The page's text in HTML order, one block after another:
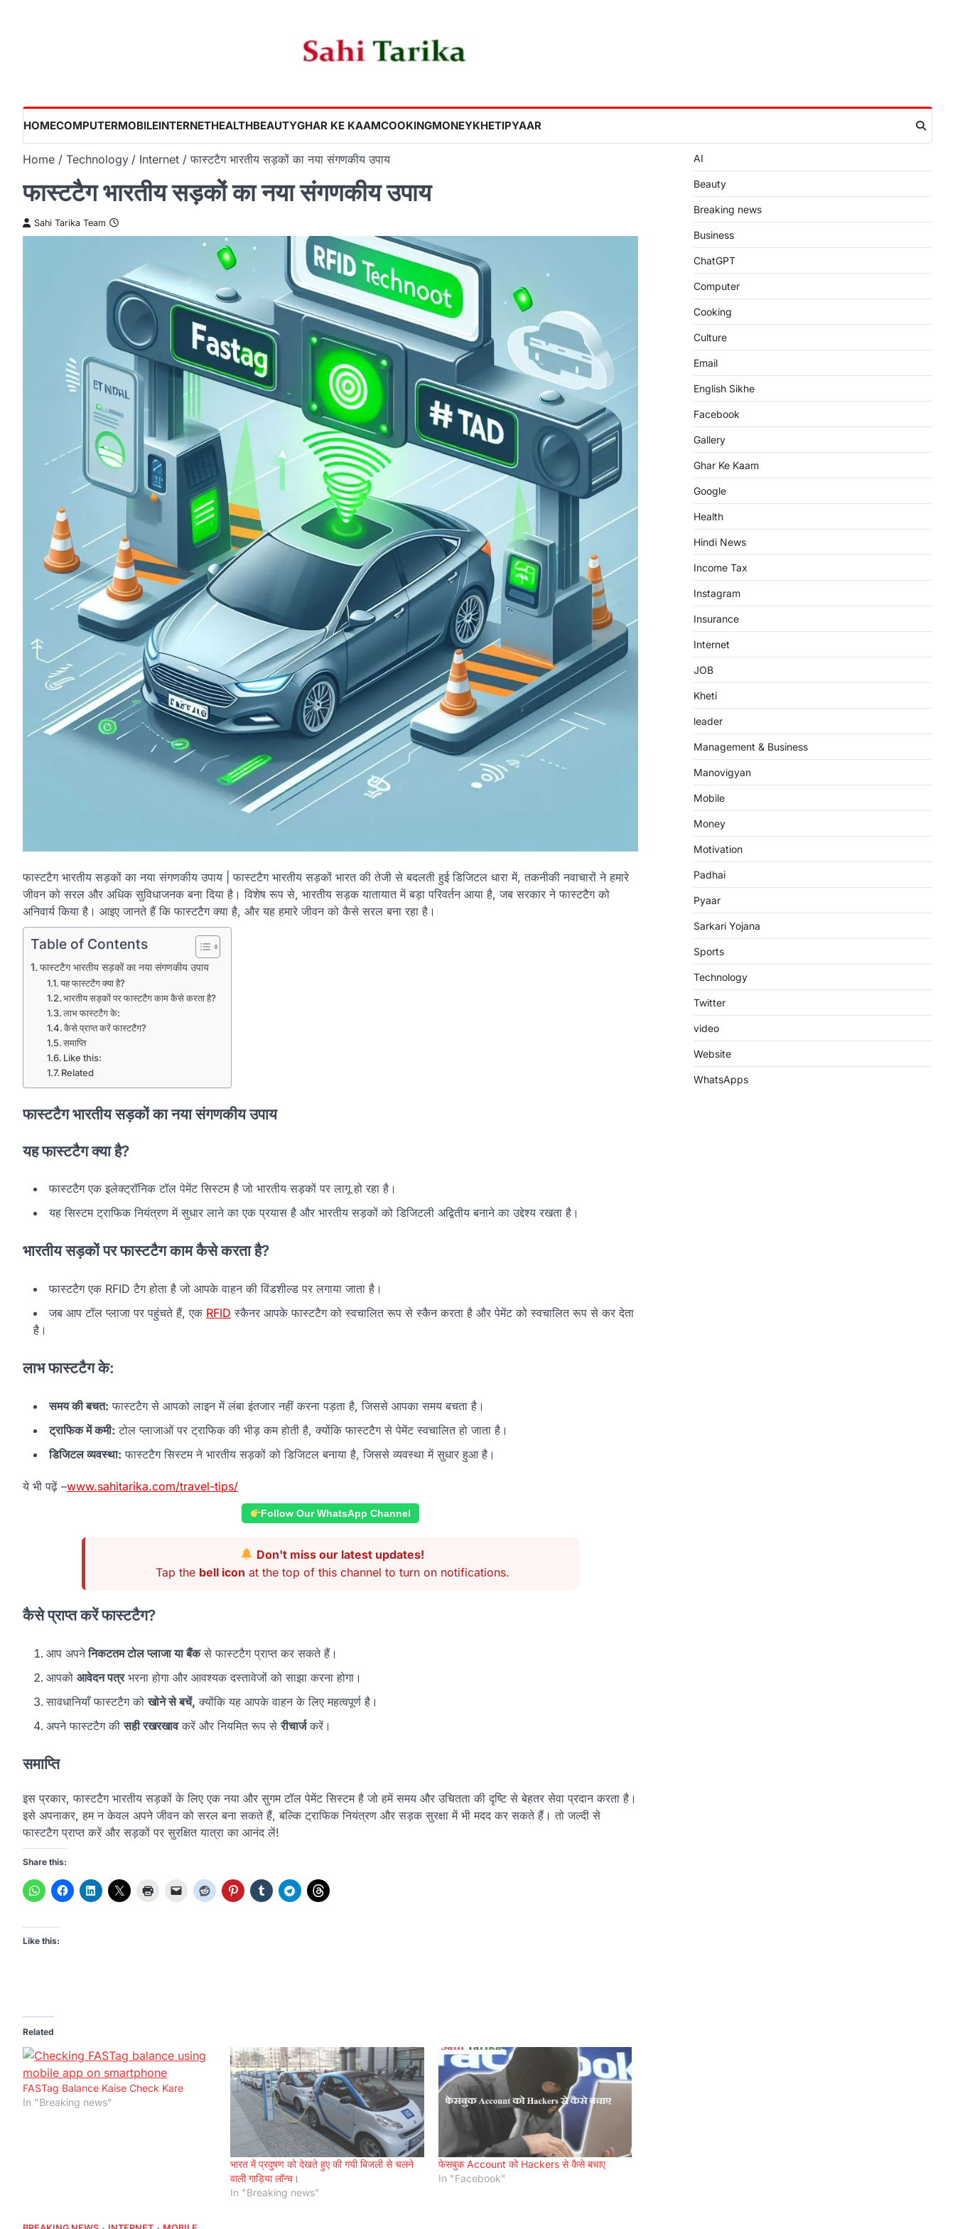
HOMECOMPUTERMOBILEINTERNETHEALTHBEAUTYGHAR KE KAAMCOOKINGMONEYKHETIPYAAR
Home Technology Internet फास्टटैग भारतीय सड़कों का नया संगणकीय उपाय
फास्टटैग भारतीय सड़कों का नया संगणकीय उपाय
Sahi Tarika Team
फास्टटैग भारतीय सड़कों का नया संगणकीय उपाय | फास्टटैग भारतीय सड़कों भारत की तेजी से बदलती हुई डिजिटल धारा में, तकनीकी नवाचारों ने हमारे
जीवन को सरल और अधिक सुविधाजनक बना दिया है। विशेष रूप से, भारतीय सड़क यातायात में बड़ा परिवर्तन आया है, जब सरकार ने फास्टटैग को
अनिवार्य किया है। आइए जानते हैं कि फास्टटैग क्या है, और यह हमारे जीवन को कैसे सरल बना रहा है।
Table of Contents
फास्टटैग भारतीय सड़कों का नया संगणकीय उपाय
यह फास्टटैग क्या है?
भारतीय सड़कों पर फास्टटैग काम कैसे करता है?
लाभ फास्टटैग के:
कैसे प्राप्त करें फास्टटैग?
समाप्ति
Like this:
Related
फास्टटैग भारतीय सड़कों का नया संगणकीय उपाय
यह फास्टटैग क्या है?
फास्टटैग एक इलेक्ट्रॉनिक टॉल पेमेंट सिस्टम है जो भारतीय सड़कों पर लागू हो रहा है।
यह सिस्टम ट्राफिक नियंत्रण में सुधार लाने का एक प्रयास है और भारतीय सड़कों को डिजिटली अद्वितीय बनाने का उद्देश्य रखता है।
भारतीय सड़कों पर फास्टटैग काम कैसे करता है?
फास्टटैग एक RFID टैग होता है जो आपके वाहन की विंडशील्ड पर लगाया जाता है।
जब आप टॉल प्लाजा पर पहुंचते हैं, एक RFID स्कैनर आपके फास्टटैग को स्वचालित रूप से स्कैन करता है और पेमेंट को स्वचालित रूप से कर देता
है।
लाभ फास्टटैग के:
समय की बचत: फास्टटैग से आपको लाइन में लंबा इंतजार नहीं करना पड़ता है, जिससे आपका समय बचता है।
ट्राफिक में कमी: टोल प्लाजाओं पर ट्राफिक की भीड़ कम होती है, क्योंकि फास्टटैग से पेमेंट स्वचालित हो जाता है।
डिजिटल व्यवस्था: फास्टटैग सिस्टम ने भारतीय सड़कों को डिजिटल बनाया है, जिससे व्यवस्था में सुधार हुआ है।
ये भी पढ़ें –www.sahitarika.com/travel-tips/
Follow Our WhatsApp Channel
Don't miss our latest updates!
Tap the bell icon at the top of this channel to turn on notifications.
कैसे प्राप्त करें फास्टटैग?
आप अपनेनिकटतम टोल प्लाजा या बैंकसे फास्टटैग प्राप्त कर सकते हैं।
आपको आवेदन पत्रभरना होगा और आवश्यक दस्तावेजों को साझा करना होगा।
सावधानियाँ फास्टटैग कोखोने से बचें, क्योंकि यह आपके वाहन के लिए महत्वपूर्ण है।
अपने फास्टटैग कीसही रखरखावकरें और नियमित रूप सेरीचार्जकरें।
समाप्ति
इस प्रकार, फास्टटैग भारतीय सड़कों के लिए एक नया और सुगम टॉल पेमेंट सिस्टम है जो हमें समय और उचितता की दृष्टि से बेहतर सेवा प्रदान करता है।
इसे अपनाकर, हम न केवल अपने जीवन को सरल बना सकते हैं, बल्कि ट्राफिक नियंत्रण और सड़क सुरक्षा में भी मदद कर सकते हैं। तो जल्दी से
फास्टटैग प्राप्त करें और सड़कों पर सुरक्षित यात्रा का आनंद लें!
Share this:
Like this:
Related
FASTag Balance Kaise Check Kare
In "Breaking news"
भारत में प्रदुषण को देखते हुए की गयी बिजली से चलने
वाली गाड़िया लॉन्च।
In "Breaking news"
फेसबुक Account को Hackers से कैसे बचाए
In "Facebook"
AI
Beauty
Breaking news
Business
ChatGPT
Computer
Cooking
Culture
Email
English Sikhe
Facebook
Gallery
Ghar Ke Kaam
Google
Health
Hindi News
Income Tax
Instagram
Insurance
Internet
JOB
Kheti
leader
Management & Business
Manovigyan
Mobile
Money
Motivation
Padhai
Pyaar
Sarkari Yojana
Sports
Technology
Twitter
video
Website
WhatsApps